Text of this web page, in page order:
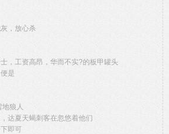
，放心杀
，工资高昂，华而不实?的板甲罐头
是
地狼人
达夏天蝎刺客在忽悠着他们
即可